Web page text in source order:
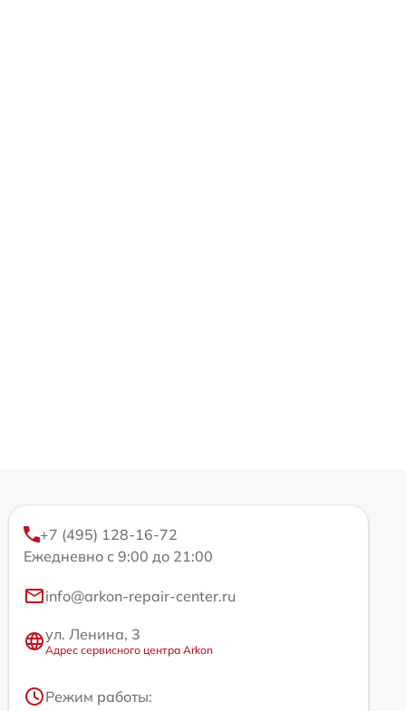
+7 (495) 128-16-72
Ежедневно с 9:00 до 21:00
info@arkon-repair-center.ru
ул. Ленина, 3
Адрес сервисного центра Arkon
Режим работы: